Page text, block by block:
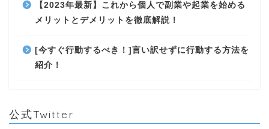
【2023年最新】これから個人で副業や起業を始める
メリットとデメリットを徹底解説！
[今すぐ行動するべき！]言い訳せずに行動する方法を
紹介！
公式Twitter